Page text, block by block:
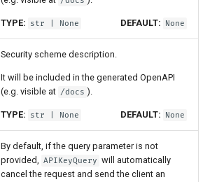
TYPE: str | None DEFAULT: None
Security scheme description.
It will be included in the generated OpenAPI
(e.g. visible at /docs ).
TYPE: str | None DEFAULT: None
By default, if the query parameter is not
provided, APIKeyQuery will automatically
cancel the request and send the client an